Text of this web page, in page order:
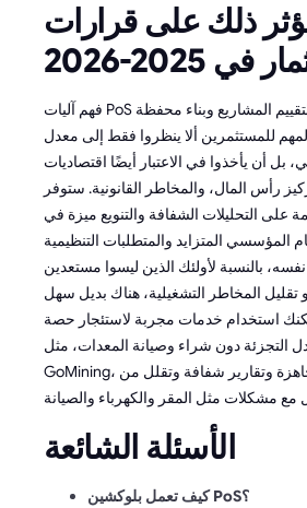
ذلك على قرارات
2025-2026
فهم آليات PoS أمر بالغ الأهمية لتقييم المشاريع وبناء محفظة
للمستثمرين ألا ينظروا فقط إلى معدل
بل أن يأخذوا في الاعتبار أيضًا اقتصاديات
رأس المال، والمخاطر القانونية. ستوفر
على التحليلات الشفافة والتنويع ميزة في
المؤسسي المتزايد والمتطلبات التنظيمية
بالنسبة لأولئك الذين ليسوا مستعدين
تقليل المخاطر التشغيلية، هناك بديل سهل
استخدام خدمات مجربة لاستئجار حصة
التجزئة دون شراء وصيانة المعدات، مثل
GoMining، التي توفر بنية تحتية جاهزة وتقارير شفافة وتقلل من
الأسئلة الشائعة
كيف تعمل بلوكشين PoS؟